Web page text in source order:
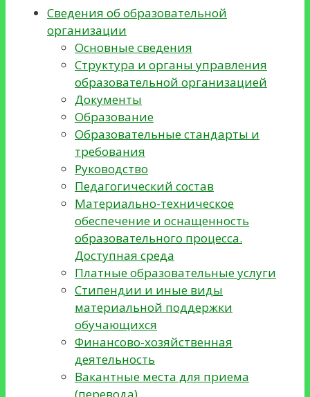
Сведения об образовательной
организации
Основные сведения
Структура и органы управления
образовательной организацией
Документы
Образование
Образовательные стандарты и
требования
Руководство
Педагогический состав
Материально-техническое
обеспечение и оснащенность
образовательного процесса.
Доступная среда
Платные образовательные услуги
Стипендии и иные виды
материальной поддержки
обучающихся
Финансово-хозяйственная
деятельность
Вакантные места для приема